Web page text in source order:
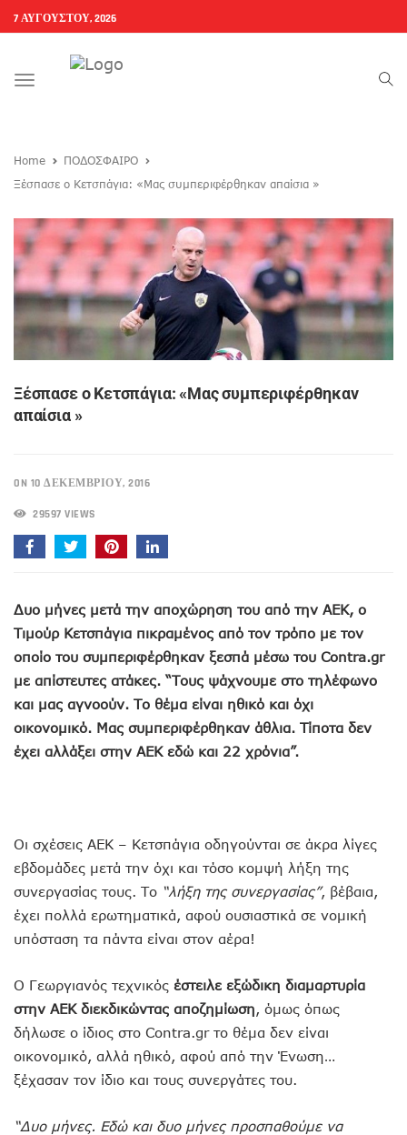
7 ΑΥΓΟΎΣΤΟΥ, 2026
Toggle
Home
ΠΟΔΟΣΦΑΙΡΟ
Ξέσπασε ο Κετσπάγια: «Μας συμπεριφέρθηκαν απαίσια »
Ξέσπασε ο Κετσπάγια: «Μας συμπεριφέρθηκαν
απαίσια »
ON 10 ΔΕΚΕΜΒΡΊΟΥ, 2016
29597 VIEWS
Δυο μήνες μετά την αποχώρηση του από την ΑΕΚ, ο
Τιμούρ Κετσπάγια πικραμένος από τον τρόπο με τον
οποίο του συμπεριφέρθηκαν ξεσπά μέσω του Contra.gr
με απίστευτες ατάκες. “Τους ψάχνουμε στο τηλέφωνο
και μας αγνοούν. Το θέμα είναι ηθικό και όχι
οικονομικό. Μας συμπεριφέρθηκαν άθλια. Τίποτα δεν
έχει αλλάξει στην ΑΕΚ εδώ και 22 χρόνια”.
Οι σχέσεις ΑΕΚ – Κετσπάγια οδηγούνται σε άκρα λίγες
εβδομάδες μετά την όχι και τόσο κομψή λήξη της
συνεργασίας τους. Το “λήξη της συνεργασίας”, βέβαια,
έχει πολλά ερωτηματικά, αφού ουσιαστικά σε νομική
υπόσταση τα πάντα είναι στον αέρα!
Ο Γεωργιανός τεχνικός έστειλε εξώδικη διαμαρτυρία
στην ΑΕΚ διεκδικώντας αποζημίωση, όμως όπως
δήλωσε ο ίδιος στο Contra.gr το θέμα δεν είναι
οικονομικό, αλλά ηθικό, αφού από την Ένωση…
ξέχασαν τον ίδιο και τους συνεργάτες του.
“Δυο μήνες. Εδώ και δυο μήνες προσπαθούμε να